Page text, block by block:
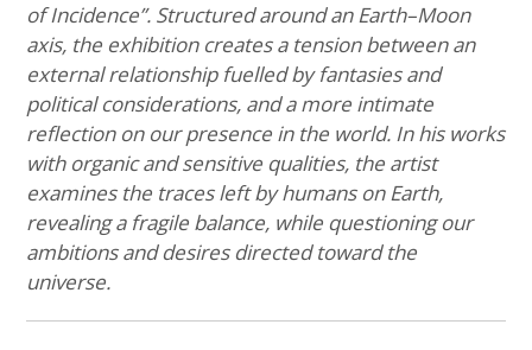
of Incidence”. Structured around an Earth–Moon
axis, the exhibition creates a tension between an
external relationship fuelled by fantasies and
political considerations, and a more intimate
reflection on our presence in the world. In his works
with organic and sensitive qualities, the artist
examines the traces left by humans on Earth,
revealing a fragile balance, while questioning our
ambitions and desires directed toward the
universe.